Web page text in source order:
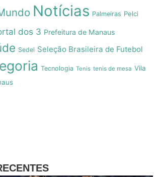
Notícias Palmeiras Pelci
dos 3 Prefeitura de Manaus
Sedel Seleção Brasileira de Futebol
Tecnologia Tenis tenis de mesa Vila